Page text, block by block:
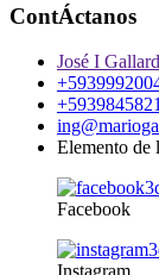
ContÁctanos
José I
Elemento de
Facebook